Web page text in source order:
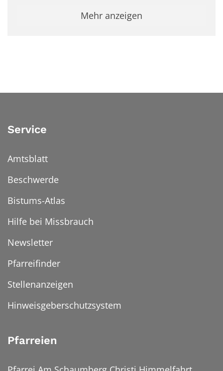
Mehr anzeigen
Service
Amtsblatt
Beschwerde
Bistums-Atlas
Hilfe bei Missbrauch
Newsletter
Pfarreifinder
Stellenanzeigen
Hinweisgeberschutzsystem
Pfarreien